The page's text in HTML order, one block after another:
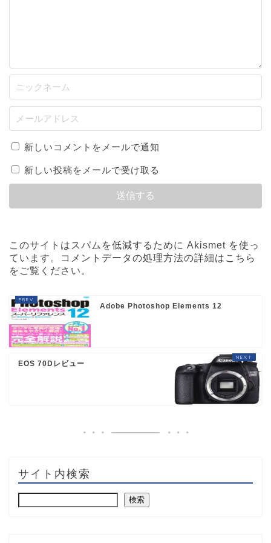
新しいコメントをメールで通知
新しい投稿をメールで受け取る
このサイトはスパムを低減するために Akismet を使っ
ています。
コメントデータの処理方法の詳細はこちら
をご覧ください 。
Adobe Photoshop Elements 12
EOS 70Dレビュー
サイト内検索
検索